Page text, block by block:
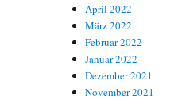
April 2022
März 2022
Februar 2022
Januar 2022
Dezember 2021
November 2021